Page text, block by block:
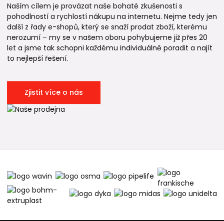
Naším cílem je provázat naše bohaté zkušenosti s
pohodlností a rychlostí nákupu na internetu. Nejme tedy jen
další z řady e-shopů, který se snaží prodat zboží, kterému
nerozumí – my se v našem oboru pohybujeme již přes 20
let a jsme tak schopni každému individuálně poradit a najít
to nejlepší řešení.
Zjistit více o nás